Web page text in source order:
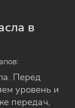
в
Перед
уровень и
передач,